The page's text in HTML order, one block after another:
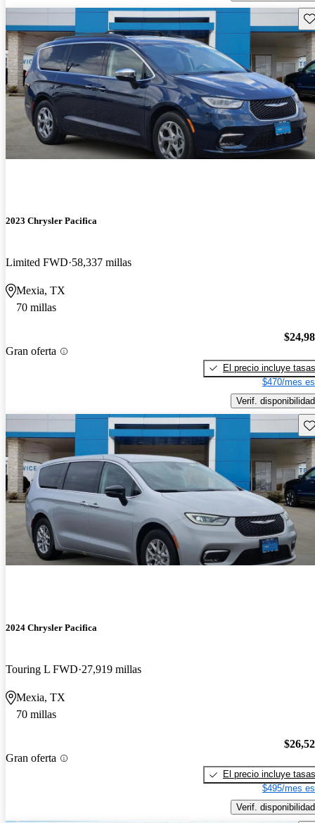
2023 Chrysler Pacifica
Limited FWD 58,337 millas
Mexia, TX
70 millas
Gran oferta
El precio incluye tasas
$470/mes
Verif. disponibilidad
2024 Chrysler Pacifica
Touring L FWD 27,919 millas
Mexia, TX
70 millas
Gran oferta
El precio incluye tasas
$495/mes
Verif. disponibilidad